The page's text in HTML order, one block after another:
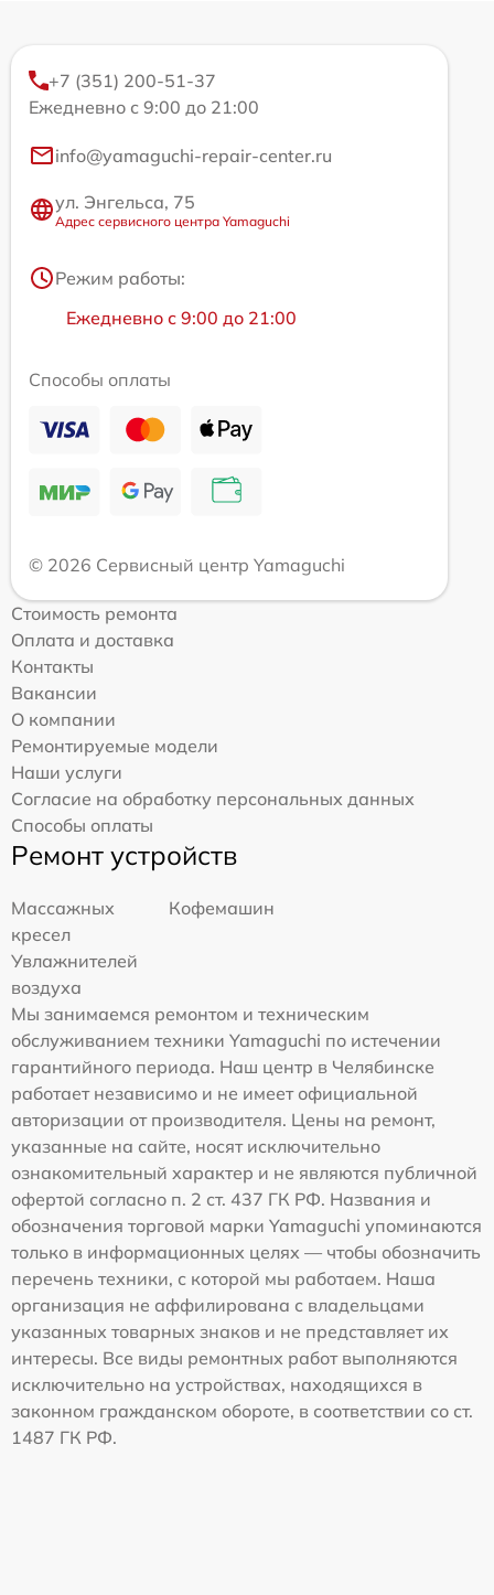
+7 (351) 200-51-37
Ежедневно с 9:00 до 21:00
info@yamaguchi-repair-center.ru
ул. Энгельса, 75
Адрес сервисного центра Yamaguchi
Режим работы:
Ежедневно с 9:00 до 21:00
Способы оплаты
© 2026 Сервисный центр Yamaguchi
Стоимость ремонта
Оплата и доставка
Контакты
Вакансии
О компании
Ремонтируемые модели
Наши услуги
Согласие на обработку персональных данных
Способы оплаты
Ремонт устройств
Массажных
кресел
Кофемашин
Увлажнителей
воздуха
Мы занимаемся ремонтом и техническим
обслуживанием техники Yamaguchi по истечении
гарантийного периода. Наш центр в Челябинске
работает независимо и не имеет официальной
авторизации от производителя. Цены на ремонт,
указанные на сайте, носят исключительно
ознакомительный характер и не являются публичной
офертой согласно п. 2 ст. 437 ГК РФ. Названия и
обозначения торговой марки Yamaguchi упоминаются
только в информационных целях — чтобы обозначить
перечень техники, с которой мы работаем. Наша
организация не аффилирована с владельцами
указанных товарных знаков и не представляет их
интересы. Все виды ремонтных работ выполняются
исключительно на устройствах, находящихся в
законном гражданском обороте, в соответствии со ст.
1487 ГК РФ.